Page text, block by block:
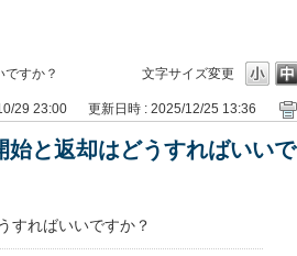
文字サイズ変更
すか？
29 23:00 更新日時 : 2025/12/25 13:36
始と返却はどうすればいいで
すればいいですか？